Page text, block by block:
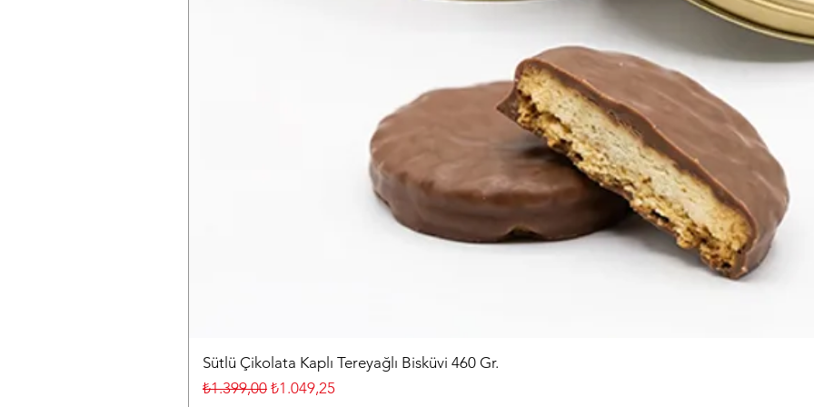
Sütlü Çikolata Kaplı Tereyağlı Bisküvi 460 Gr.
Normal Fiyat
₺1.399,00 İndirimli Fiyat
₺1.049,25